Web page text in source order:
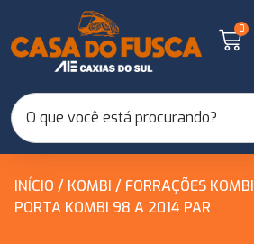
0
INÍCIO / KOMBI / FORRAÇÕES KOMBI
PORTA KOMBI 98 A 2014 PAR